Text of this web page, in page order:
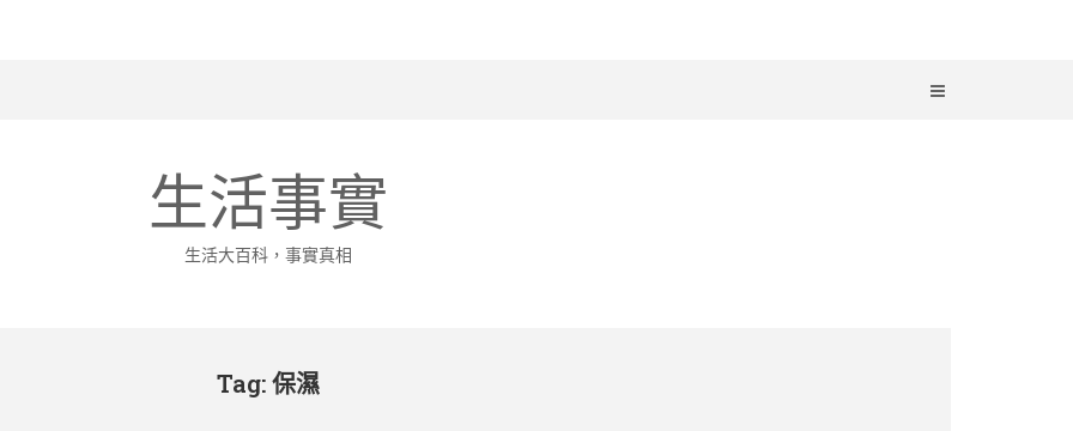
生活事實
生活大百科，事實真相
Tag: 保濕